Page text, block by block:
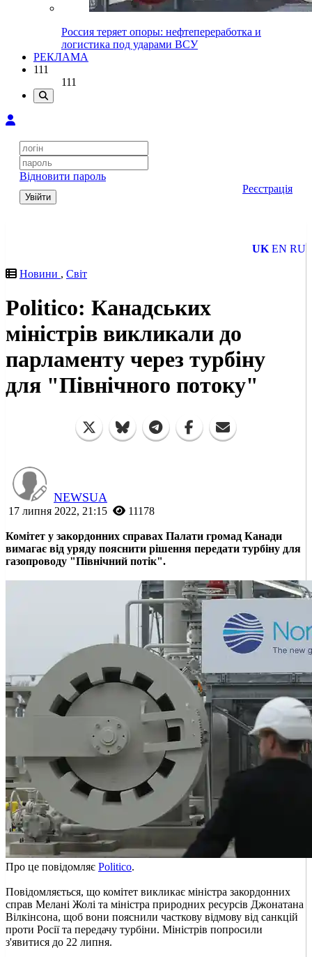
Россия теряет опоры: нефтепереработка и
логистика под ударами ВСУ
РЕКЛАМА
111
111
Відновити пароль
Увійти
Реєстрація
UK EN RU
Новини , Світ
Politico: Канадських
міністрів викликали до
парламенту через турбіну
для "Північного потоку"
NEWSUA
17 липня 2022, 21:15 11178
Комітет у закордонних справах Палати громад Канади
вимагає від уряду пояснити рішення передати турбіну для
газопроводу "Північний потік".
Про це повідомляє Politico.
Повідомляється, що комітет викликає міністра закордонних
справ Мелані Жолі та міністра природних ресурсів Джонатана
Вілкінсона, щоб вони пояснили часткову відмову від санкцій
проти Росії та передачу турбіни. Міністрів попросили
з'явитися до 22 липня.